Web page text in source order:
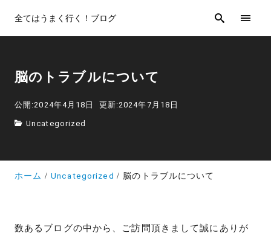
全てはうまく行く！ブログ
脳のトラブルについて
公開:2024年4月18日 更新:2024年7月18日
Uncategorized
ホーム Uncategorized 脳のトラブルについて
数あるブログの中から、ご訪問頂きまして誠にありが